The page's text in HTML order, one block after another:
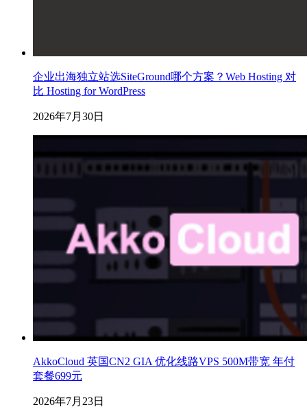
企业出海独立站选SiteGround哪个方案？Web Hosting 对
比 Hosting for WordPress
2026年7月30日
AkkoCloud 英国CN2 GIA 优化线路VPS 500M带宽 年付
套餐699元
2026年7月23日